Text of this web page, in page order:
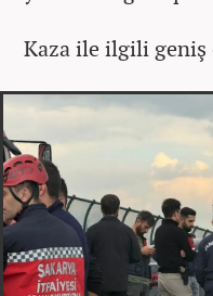
Kaza ile ilgili geniş